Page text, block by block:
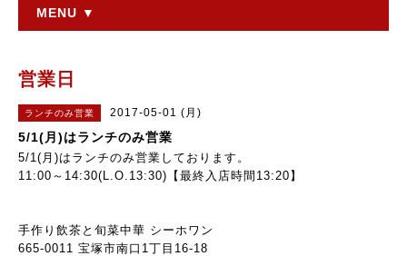
MENU ▼
営業日
ランチのみ営業 2017-05-01 (月)
5/1(月)はランチのみ営業
5/1(月)はランチのみ営業しております。
11:00～14:30(L.O.13:30)【最終入店時間13:20】
手作り飲茶と旬菜中華 シーホワン
665-0011 宝塚市南口1丁目16-18